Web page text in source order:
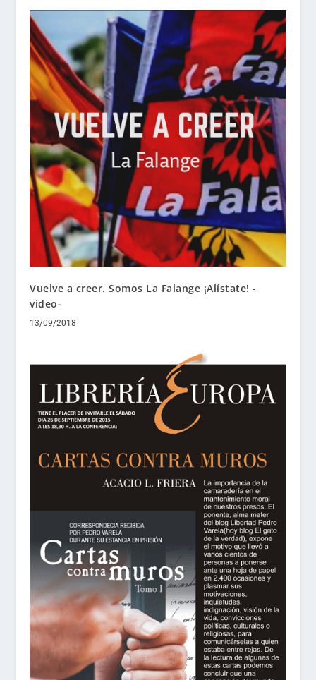
Vuelve a creer. Somos La Falange ¡Alístate! -
vídeo-
13/09/2018